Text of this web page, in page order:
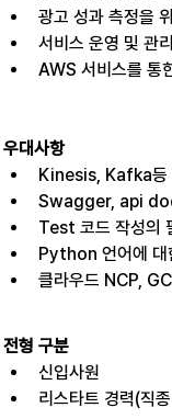
광고 성과 측정을
서비스 운영 및 관
AWS 서비스를 통
우대사항
Kinesis, Kafka등
Swagger, api doc
Test 코드 작성의
Python 언어에 대
클라우드 NCP,
전형 구분
신입사원
리스타트 경력(직